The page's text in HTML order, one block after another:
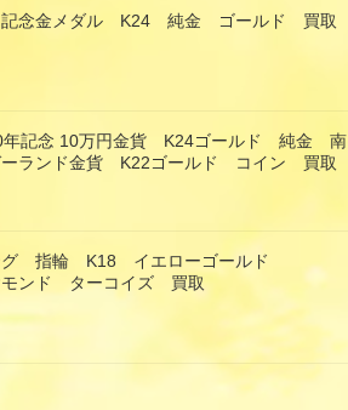
念金メダル K24 純金 ゴールド 買取
年記念 10万円金貨 K24ゴールド 純金 南
ーランド金貨 K22ゴールド コイン 買取
指輪 K18 イエローゴールド
ンド ターコイズ 買取